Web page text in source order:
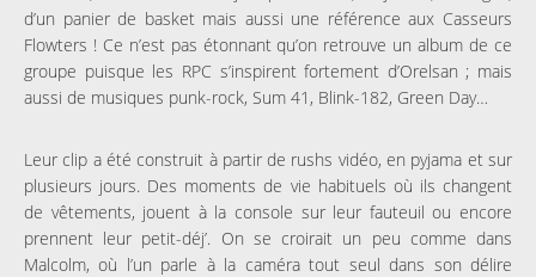
d’un panier de basket mais aussi une référence aux Casseurs
Flowters ! Ce n’est pas étonnant qu’on retrouve un album de ce
groupe puisque les RPC s’inspirent fortement d’Orelsan ; mais
aussi de musiques punk-rock, Sum 41, Blink-182, Green Day…
Leur clip a été construit à partir de rushs vidéo, en pyjama et sur
plusieurs jours. Des moments de vie habituels où ils changent
de vêtements, jouent à la console sur leur fauteuil ou encore
prennent leur petit-déj’. On se croirait un peu comme dans
Malcolm, où l’un parle à la caméra tout seul dans son délire